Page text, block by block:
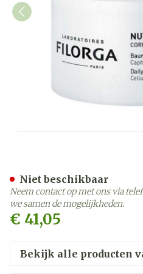
€ 41,05
Niet beschikbaar
Neem contact op met ons via
we samen de mogelijkheden.
Bekijk alle producten